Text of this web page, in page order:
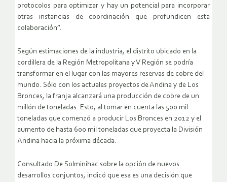
protocolos para optimizar y hay un potencial para incorporar
otras instancias de coordinación que profundicen esta
colaboración”.
Según estimaciones de la industria, el distrito ubicado en la
cordillera de la Región Metropolitana y V Región se podría
transformar en el lugar con las mayores reservas de cobre del
mundo. Sólo con los actuales proyectos de Andina y de Los
Bronces, la franja alcanzará una producción de cobre de un
millón de toneladas. Esto, al tomar en cuenta las 500 mil
toneladas que comenzó a producir Los Bronces en 2012 y el
aumento de hasta 600 mil toneladas que proyecta la División
Andina hacia la próxima década.
Consultado De Solminihac sobre la opción de nuevos
desarrollos conjuntos, indicó que esa es una decisión que